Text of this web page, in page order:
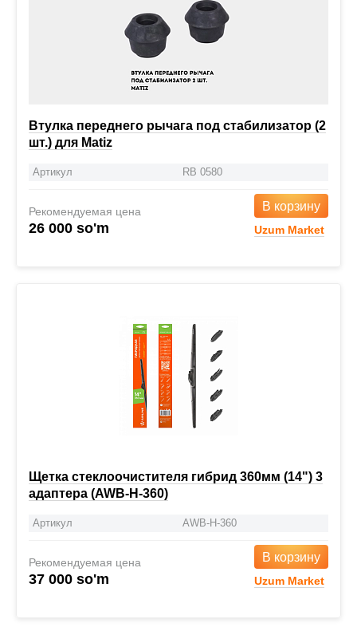
Втулка переднего рычага под стабилизатор (2
шт.) для Matiz
Артикул RB 0580
Рекомендуемая цена
26 000 so'm
В корзину
Uzum Market
Щетка стеклоочистителя гибрид 360мм (14") 3
адаптера (AWB-H-360)
Артикул AWB-H-360
Рекомендуемая цена
37 000 so'm
В корзину
Uzum Market